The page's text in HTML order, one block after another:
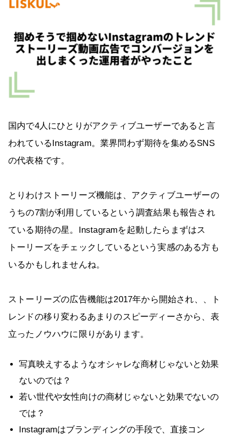
国内で4人にひとりがアクティブユーザーであると言
われているInstagram。業界問わず期待を集めるSNS
の代表格です。
とりわけストーリーズ機能は、アクティブユーザーの
うちの7割が利用しているという調査結果も報告され
ている期待の星。Instagramを起動したらまずはス
トーリーズをチェックしているという実感のある方も
いるかもしれませんね。
ストーリーズの広告機能は2017年から開始され、、ト
レンドの移り変わるあまりのスピーディーさから、表
立ったノウハウに限りがあります。
写真映えするようなオシャレな商材じゃないと効果
ないのでは？
若い世代や女性向けの商材じゃないと効果でないの
では？
Instagramはブランディングの手段で、直接コン